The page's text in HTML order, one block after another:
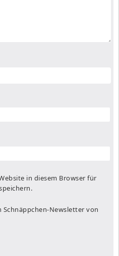
in diesem Browser für
Schnäppchen-Newsletter von